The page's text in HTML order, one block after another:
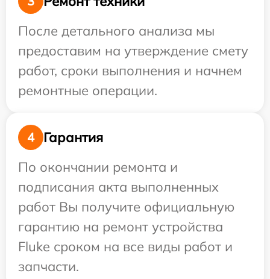
После детального анализа мы
предоставим на утверждение смету
работ, сроки выполнения и начнем
ремонтные операции.
4
Гарантия
По окончании ремонта и
подписания акта выполненных
работ Вы получите официальную
гарантию на ремонт устройства
Fluke сроком на все виды работ и
запчасти.